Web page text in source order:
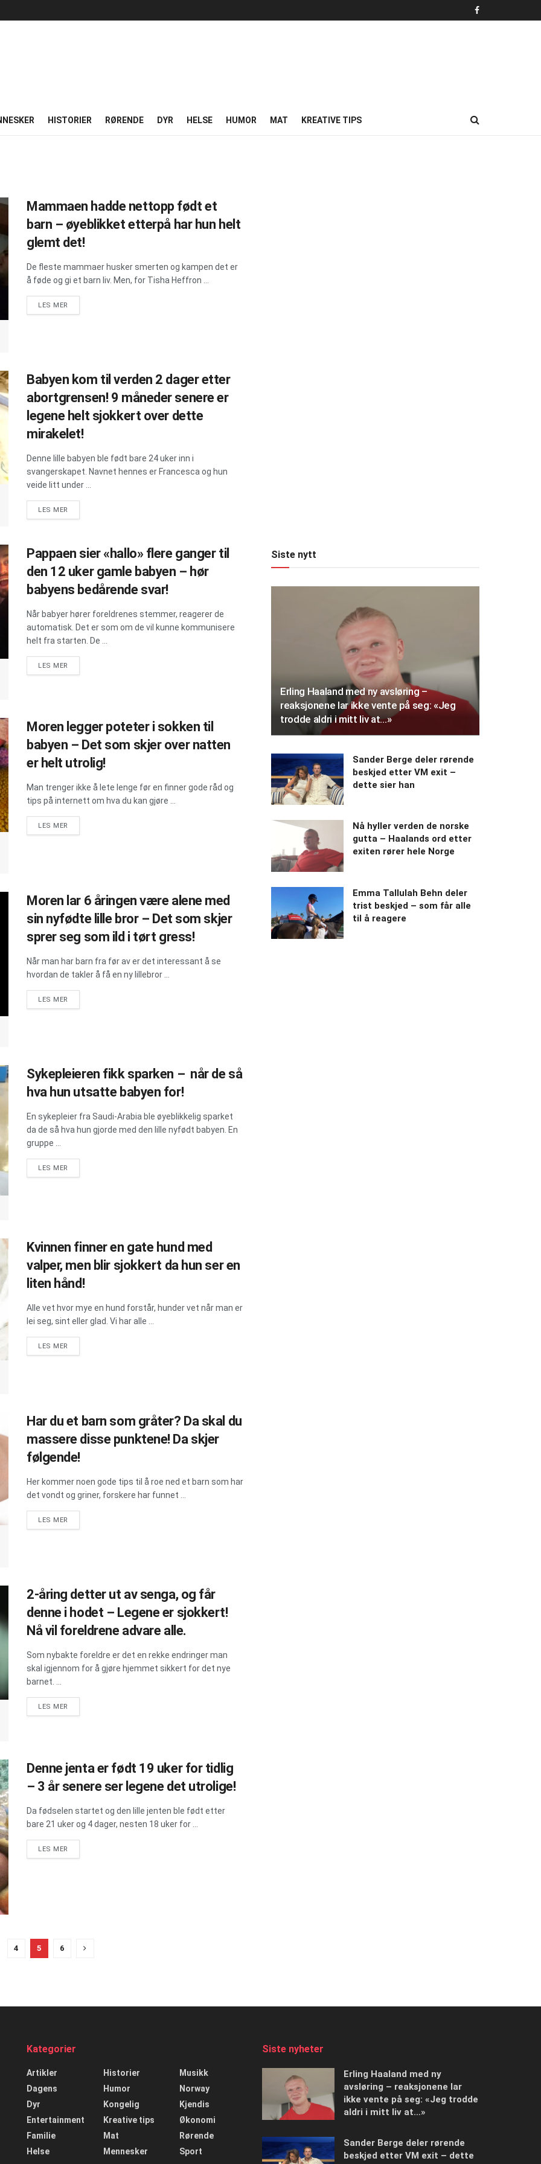
HISTORIER RØRENDE DYR HELSE HUMOR MAT KREATIVE TIPS
Mammaen hadde nettopp født et
barn – øyeblikket etterpå har hun helt
glemt det!
De fleste mammaer husker smerten og kampen det er
å føde og gi et barn liv. Men, for Tisha Heffron ...
LES MER
Babyen kom til verden 2 dager etter
abortgrensen! 9 måneder senere er
legene helt sjokkert over dette
mirakelet!
Denne lille babyen ble født bare 24 uker inn i
svangerskapet. Navnet hennes er Francesca og hun
veide litt under ...
LES MER
Pappaen sier «hallo» flere ganger til
den 12 uker gamle babyen – hør
babyens bedårende svar!
Når babyer hører foreldrenes stemmer, reagerer de
automatisk. Det er som om de vil kunne kommunisere
helt fra starten. De ...
LES MER
Moren legger poteter i sokken til
babyen – Det som skjer over natten
er helt utrolig!
Man trenger ikke å lete lenge før en finner gode råd og
tips på internett om hva du kan gjøre ...
LES MER
Moren lar 6 åringen være alene med
sin nyfødte lille bror – Det som skjer
sprer seg som ild i tørt gress!
Når man har barn fra før av er det interessant å se
hvordan de takler å få en ny lillebror ...
LES MER
Sykepleieren fikk sparken – når de så
hva hun utsatte babyen for!
En sykepleier fra Saudi-Arabia ble øyeblikkelig sparket
da de så hva hun gjorde med den lille nyfødt babyen. En
gruppe ...
LES MER
Kvinnen finner en gate hund med
valper, men blir sjokkert da hun ser en
liten hånd!
Alle vet hvor mye en hund forstår, hunder vet når man er
lei seg, sint eller glad. Vi har alle ...
LES MER
Har du et barn som gråter? Da skal du
massere disse punktene! Da skjer
følgende!
Her kommer noen gode tips til å roe ned et barn som har
det vondt og griner, forskere har funnet ...
LES MER
2-åring detter ut av senga, og får
denne i hodet – Legene er sjokkert!
Nå vil foreldrene advare alle.
Som nybakte foreldre er det en rekke endringer man
skal igjennom for å gjøre hjemmet sikkert for det nye
barnet. ...
LES MER
Denne jenta er født 19 uker for tidlig
– 3 år senere ser legene det utrolige!
Da fødselen startet og den lille jenten ble født etter
bare 21 uker og 4 dager, nesten 18 uker for ...
LES MER
4 5 6
Siste nytt
Erling Haaland med ny avsløring –
reaksjonene lar ikke vente på seg: «Jeg
trodde aldri i mitt liv at…»
Sander Berge deler rørende
beskjed etter VM exit –
dette sier han
Nå hyller verden de norske
gutta – Haalands ord etter
exiten rører hele Norge
Emma Tallulah Behn deler
trist beskjed – som får alle
til å reagere
Kategorier
Artikler
Dagens
Dyr
Entertainment
Familie
Helse
Historier
Humor
Kongelig
Kreative tips
Mat
Mennesker
Musikk
Norway
Kjendis
Økonomi
Rørende
Sport
Siste nyheter
Erling Haaland med ny
avsløring – reaksjonene lar
ikke vente på seg: «Jeg trodde
aldri i mitt liv at…»
Sander Berge deler rørende
beskjed etter VM exit – dette